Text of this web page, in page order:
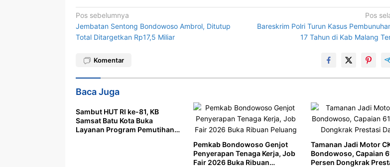
Navigasi
pos
Pos sebelumnya
Jembatan Sentong Bondowoso Ambrol, Ditutup
Total Ditargetkan Rp17,5 Miliar
Pos
Bareskrim Polri Turun Kasus
17 Tahun di Kab Malang
Komentar
Baca Juga
Sambut HUT RI ke-81, KB
Samsat Batu Kota Buka
Layanan Program Pemutihan
Pemkab Bondowoso Genjot
Penyerapan Tenaga Kerja, Job
Fair 2026 Buka Ribuan
Tamanan Jadi Motor
Bondowoso, Capaian
Persen Dongkrak